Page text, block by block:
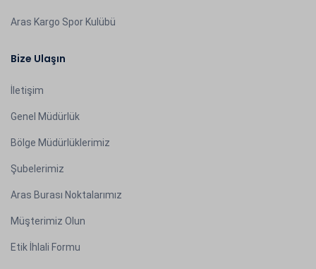
Aras Kargo Spor Kulübü
Bize Ulaşın
İletişim
Genel Müdürlük
Bölge Müdürlüklerimiz
Şubelerimiz
Aras Burası Noktalarımız
Müşterimiz Olun
Etik İhlali Formu